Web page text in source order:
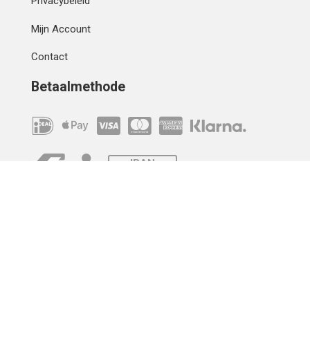
Mijn Account
Contact
Betaalmethode
IBAN